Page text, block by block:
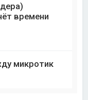
времени
микротик